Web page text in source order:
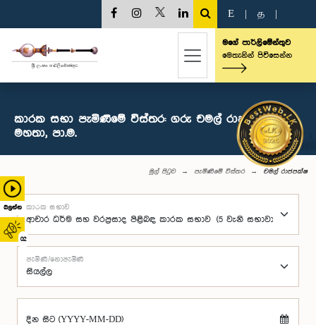
බලන්න
02
E த
මගේ පාර්ලිමේන්තුව
මෙතැනින් පිවිසෙන්න
කාරක සභා පැමිණීමේ විස්තර: ගරු චමල් රාජපක්ෂ
මහතා, පා.ම.
මුල් පිටුව පැමිණීමේ විස්තර චමල් රාජපක්ෂ
කාරක සභාව
පැමිණි/නොපැමිණි
දින සිට (YYYY-MM-DD)